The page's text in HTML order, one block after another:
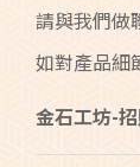
請與我們做
如對產品細
金石工坊-